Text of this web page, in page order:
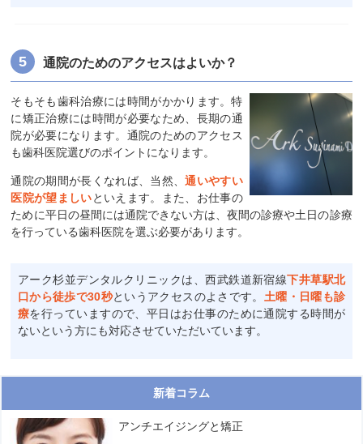
通院のためのアクセスはよいか？
そもそも歯科治療には時間がかかります。特
に矯正治療には時間が必要なため、長期の通
院が必要になります。通院のためのアクセス
も歯科医院選びのポイントになります。
通院の期間が長くなれば、当然、通いやすい
医院が望ましいといえます。また、お仕事の
ために平日の昼間には通院できない方は、夜間の診療や土日の診療
を行っている歯科医院を選ぶ必要があります。
アーク杉並デンタルクリニックは、西武鉄道新宿線下井草駅北
口から徒歩で30秒というアクセスのよさです。 土曜・日曜も診
療を行っていますので、平日はお仕事のために通院する時間が
ないという方にも対応させていただいています。
新着コラム
アンチエイジングと矯正